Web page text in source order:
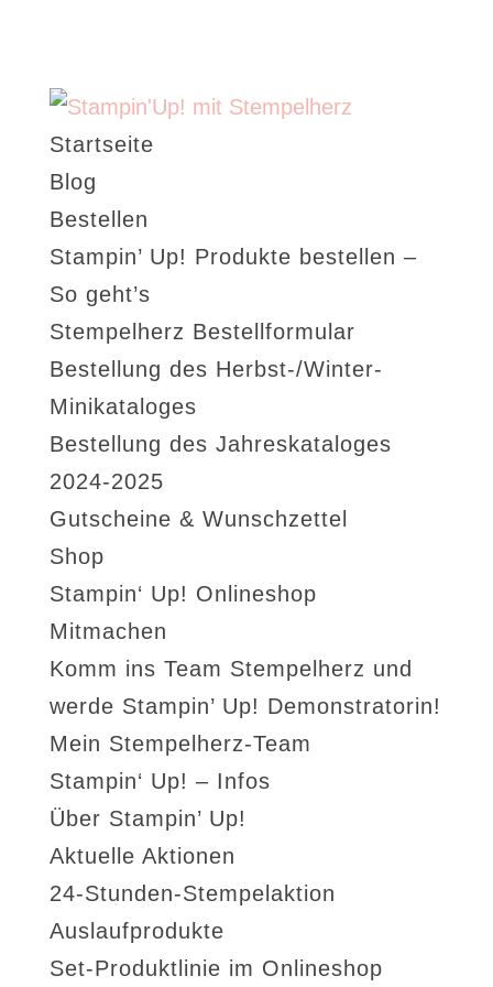
Startseite
Blog
Bestellen
Stampin’ Up! Produkte bestellen –
So geht’s
Stempelherz Bestellformular
Bestellung des Herbst-/Winter-
Minikataloges
Bestellung des Jahreskataloges
2024-2025
Gutscheine & Wunschzettel
Shop
Stampin‘ Up! Onlineshop
Mitmachen
Komm ins Team Stempelherz und
werde Stampin’ Up! Demonstratorin!
Mein Stempelherz-Team
Stampin‘ Up! – Infos
Über Stampin’ Up!
Aktuelle Aktionen
24-Stunden-Stempelaktion
Auslaufprodukte
Set-Produktlinie im Onlineshop